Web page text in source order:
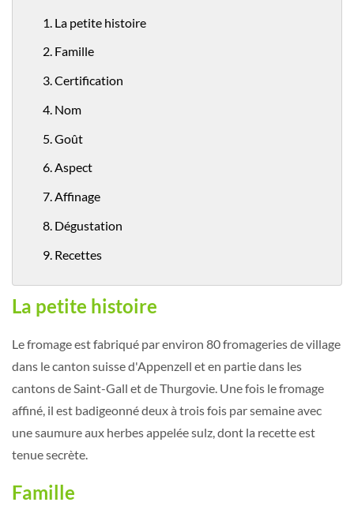
1. La petite histoire
2. Famille
3. Certification
4. Nom
5. Goût
6. Aspect
7. Affinage
8. Dégustation
9. Recettes
La petite histoire
Le fromage est fabriqué par environ 80 fromageries de village
dans le canton suisse d'Appenzell et en partie dans les
cantons de Saint-Gall et de Thurgovie. Une fois le fromage
affiné, il est badigeonné deux à trois fois par semaine avec
une saumure aux herbes appelée sulz, dont la recette est
tenue secrète.
Famille